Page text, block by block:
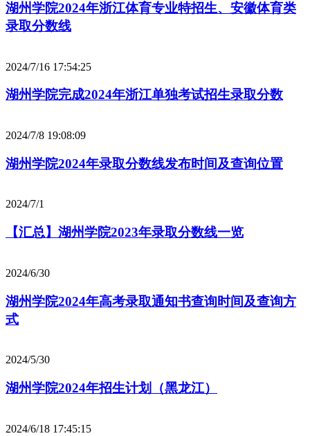
湖州学院2024年浙江体育专业特招生、安徽体育类
录取分数线
2024/7/16 17:54:25
湖州学院完成2024年浙江单独考试招生录取分数
2024/7/8 19:08:09
湖州学院2024年录取分数线发布时间及查询位置
2024/7/1
【汇总】湖州学院2023年录取分数线一览
2024/6/30
湖州学院2024年高考录取通知书查询时间及查询方
式
2024/5/30
湖州学院2024年招生计划（黑龙江）
2024/6/18 17:45:15